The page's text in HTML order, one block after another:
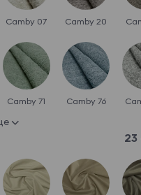
Camby 07 Camby 20
Camby 71 Camby 76
23